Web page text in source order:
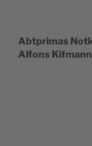
Abtprimas
Alfons Kifmann